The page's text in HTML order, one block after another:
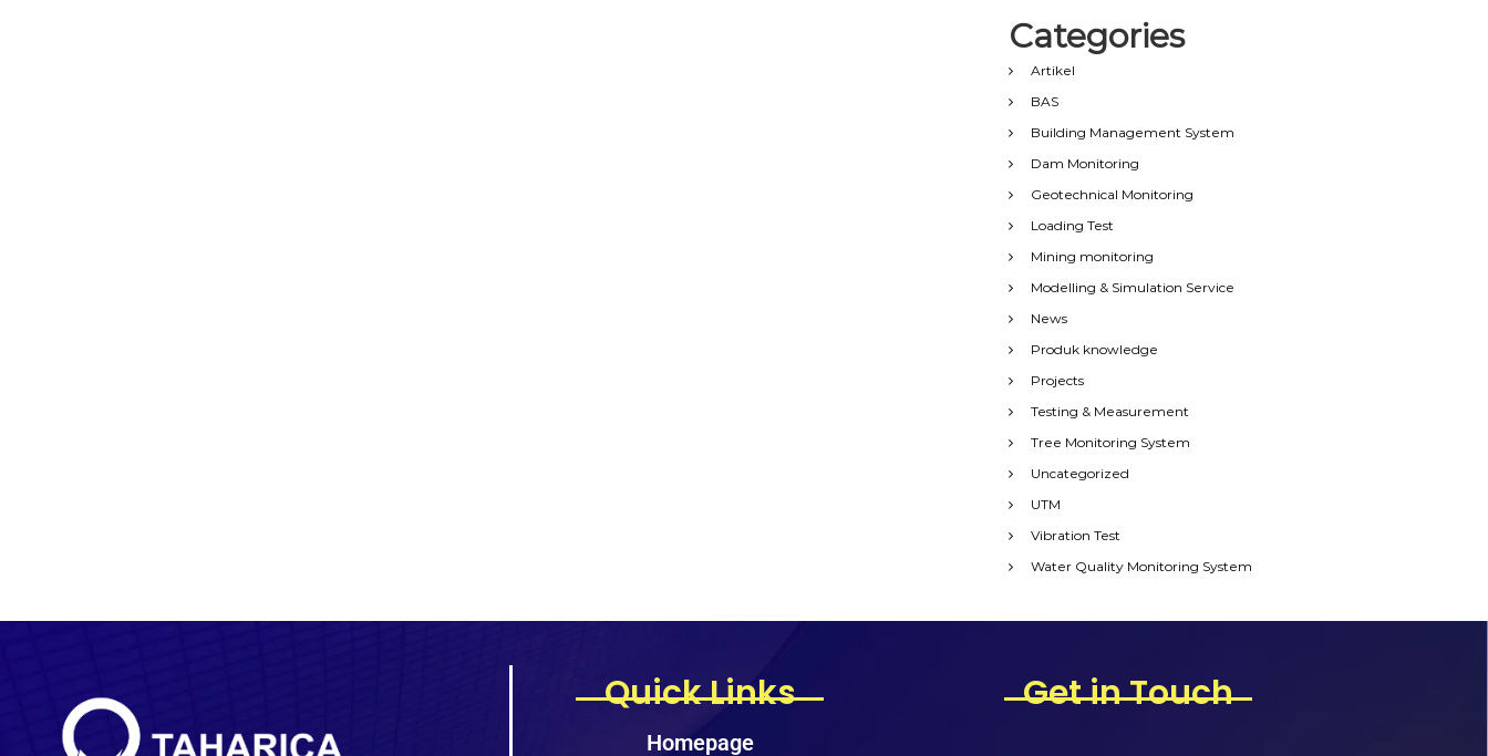
Categories
Artikel
BAS
Building Management System
Dam Monitoring
Geotechnical Monitoring
Loading Test
Mining monitoring
Modelling & Simulation Service
News
Produk knowledge
Projects
Testing & Measurement
Tree Monitoring System
Uncategorized
UTM
Vibration Test
Water Quality Monitoring System
Quick Links
Homepage
Get in Touch